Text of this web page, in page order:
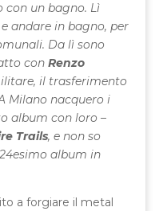
con un bagno. Lì
andare in bagno, per
Da lì sono
con Renzo
il trasferimento
Milano nacquero i
album con loro –
Trails, e non so
album in
a forgiare il metal